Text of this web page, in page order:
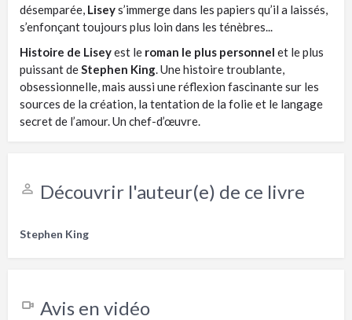
désemparée, Liseys’immerge dans les papiers qu’il a laissés,
s’enfonçant toujours plus loin dans les ténèbres...
Histoire de Liseyest le roman le plus personnel et le plus
puissant de Stephen King . Une histoire troublante,
obsessionnelle, mais aussi une réflexion fascinante sur les
sources de la création, la tentation de la folie et le langage
secret de l’amour. Un chef-d’œuvre.
Découvrir l'auteur(e) de ce livre
Stephen King
Avis en vidéo